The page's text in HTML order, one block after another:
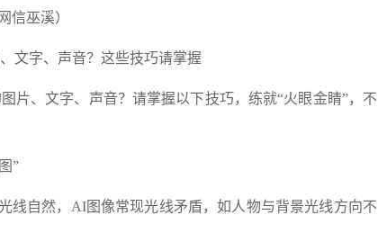
信巫溪）
文字、声音？这些技巧请掌握
片、文字、声音？请掌握以下技巧，练就“火眼金睛”，不
”
线自然，AI图像常现光线矛盾，如人物与背景光线方向不